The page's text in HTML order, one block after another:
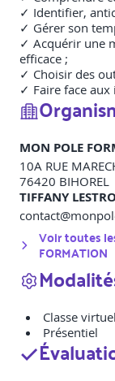
✓ Identifier,
✓ Gérer son
✓ Acquérir une
efficace ;
✓ Choisir des
✓ Faire face aux
MON POLE
10A RUE
76420 BIHOREL
TIFFANY
Voir toutes
FORMATION
Classe
Présentiel